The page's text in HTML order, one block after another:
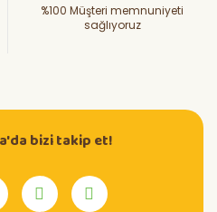
%100 Müşteri memnuniyeti
sağlıyoruz
bizi takip et!